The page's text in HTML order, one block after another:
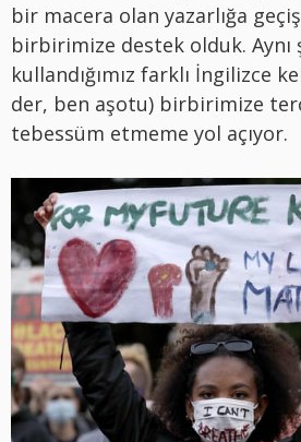
bir macera olan yazarlığa
birbirimize destek olduk. Aynı
kullandığımız farklı İngilizce
der, ben aşotu) birbirimize
tebessüm etmeme yol açıyor.